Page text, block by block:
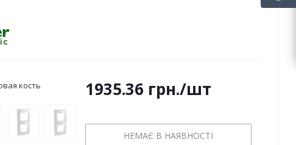
кость 1935.36 грн./шт
НЕМАЄ В НАЯВНОСТІ